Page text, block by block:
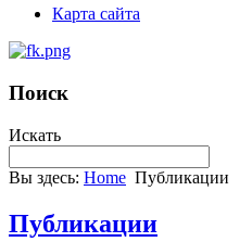
Карта сайта
Поиск
Искать
Вы здесь: Home Публикации
Публикации